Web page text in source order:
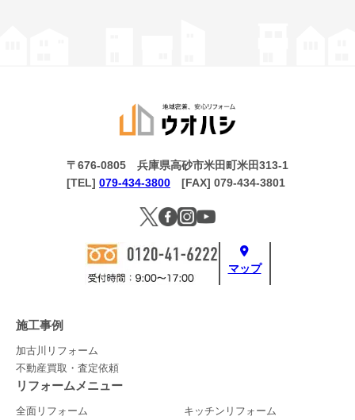
マップ
〒676-0805 兵庫県高砂市米田町米田313-1
[TEL] 079-434-3800 [FAX] 079-434-3801
施工事例
加古川リフォーム
不動産買取・査定依頼
リフォームメニュー
全面リフォーム
キッチンリフォーム